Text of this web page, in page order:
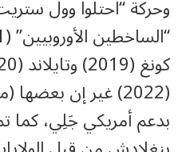
(2022) غير إن
بدعم أمريكي جَلِي، كما